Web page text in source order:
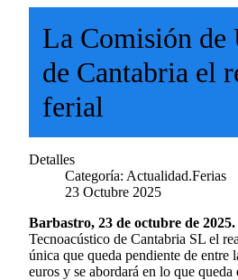
La Comisión de
de Cantabria el
ferial
Detalles
Categoría: Actualidad.Ferias
23 Octubre 2025
Barbastro, 23 de octubre de 2025.
Tecnoacústico de Cantabria SL el
única que queda pendiente de
euros y se abordará en lo que